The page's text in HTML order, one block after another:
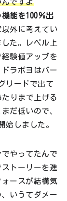
ですよ
機能を100％出
外に考えてい
た。レベル上
験値アップを
ラポヨはバー
リードで出て
りまで上げる
だ低いので、
始しました。
やってたんで
トーリーを進
ースが結構気
いうてダメー